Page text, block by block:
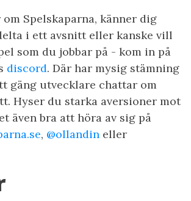
Spelskaparna, känner dig
i ett avsnitt eller kanske vill
som du jobbar på - kom in på
discord. Där har mysig stämning
gäng utvecklare chattar om
Hyser du starka aversioner mot
även bra att höra av sig på
, @ollandin eller